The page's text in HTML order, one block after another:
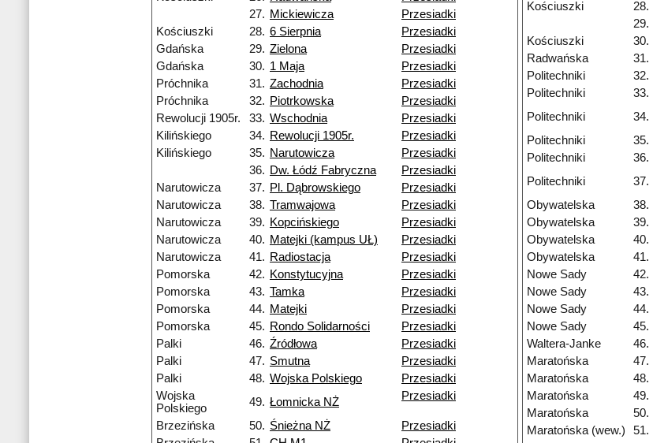
27. Mickiewicza
Przesiadki
Kościuszki
28. 6 Sierpnia
Przesiadki
Gdańska
29. Zielona
Przesiadki
Gdańska
30. 1 Maja
Przesiadki
Próchnika
31. Zachodnia
Przesiadki
Próchnika
32. Piotrkowska
Przesiadki
Rewolucji 1905r.
33. Wschodnia
Przesiadki
Kilińskiego
34. Rewolucji 1905r.
Przesiadki
Kilińskiego
35. Narutowicza
Przesiadki
36. Dw. Łódź Fabryczna
Przesiadki
Narutowicza
37. Pl. Dąbrowskiego
Przesiadki
Narutowicza
38. Tramwajowa
Przesiadki
Narutowicza
39. Kopcińskiego
Przesiadki
Narutowicza
40. Matejki (kampus UŁ)
Przesiadki
Narutowicza
41. Radiostacja
Przesiadki
Pomorska
42. Konstytucyjna
Przesiadki
Pomorska
43. Tamka
Przesiadki
Pomorska
44. Matejki
Przesiadki
Pomorska
45. Rondo Solidarności
Przesiadki
Palki
46. Źródłowa
Przesiadki
Palki
47. Smutna
Przesiadki
Palki
48. Wojska Polskiego
Przesiadki
Wojska
Polskiego
49. Łomnicka NŻ Przesiadki
Brzezińska 50. Śnieżna NŻ
Przesiadki
Kościuszki
28.
29.
Kościuszki
30.
Radwańska
31.
Politechniki
32.
Politechniki
33.
Politechniki
34.
Politechniki 35.
Politechniki
36.
Politechniki
37.
Obywatelska
38.
Obywatelska
39.
Obywatelska
40.
Obywatelska
41.
Nowe Sady
42.
Nowe Sady
43.
Nowe Sady
44.
Nowe Sady
45.
Waltera-Janke
46.
Maratońska
47.
Maratońska
48.
Maratońska
49.
Maratońska
50.
Maratońska (wew.)
51.